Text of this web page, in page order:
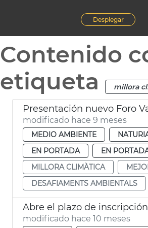
Desplegar
Contenido
etiqueta
millora
Presentación nuevo Foro
modificado hace 9 meses
MEDIO AMBIENTE
EN PORTADA
EN
MILLORA CLIMÀTICA
DESAFIAMENTS AMBIENTALS
Abre el plazo de
modificado hace 10 meses